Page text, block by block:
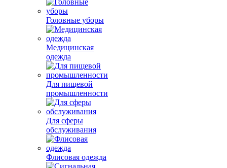
Головные уборы
Медицинская
одежда
Для пищевой
промышленности
Для сферы
обслуживания
Флисовая одежда